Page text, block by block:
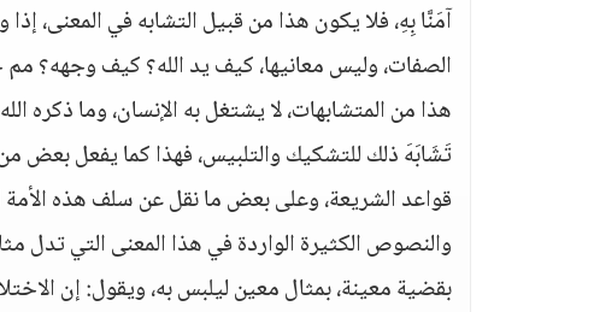
آمَنَّا بِهِ، فلا يكون هذا من قبيل التشابه في المعنى،
الصفات، وليس معانيها، كيف يد الله؟ كيف وجهه؟
هذا من المتشابهات، لا يشتغل به الإنسان، وما ذكره
تَشَابَهَ ذلك للتشكيك والتلبيس، فهذا كما يفعل بعض
والنصوص الكثيرة الواردة في هذا المعنى التي تدل
بقضية معينة، بمثال معين ليلبس به، ويقول: إن